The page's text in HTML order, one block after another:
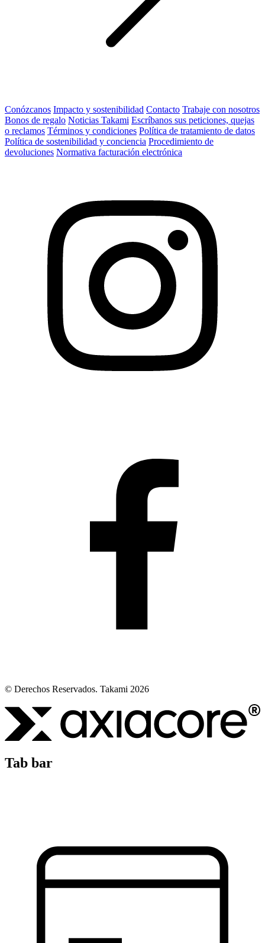
Conózcanos Impacto y sostenibilidad Contacto Trabaje con nosotros
Bonos de regalo Noticias Takami Escríbanos sus peticiones, quejas
o reclamos Términos y condiciones Política de tratamiento de datos
Política de sostenibilidad y conciencia Procedimiento de
devoluciones Normativa facturación electrónica
© Derechos Reservados. Takami 2026
Tab bar